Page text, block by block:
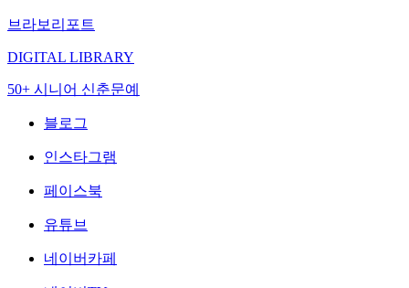
브라보리포트
DIGITAL LIBRARY
50+ 시니어 신춘문예
블로그
인스타그램
페이스북
유튜브
네이버카페